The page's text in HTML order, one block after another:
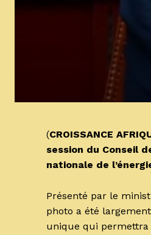
(CROISSANCE
session du Conseil
nationale de
Présenté par le
photo a été
unique qui permettra